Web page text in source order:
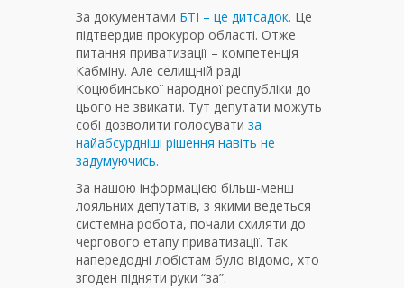
За документами БТІ – це дитсадок. Це
підтвердив прокурор області. Отже
питання приватизації – компетенція
Кабміну. Але селищній раді
Коцюбинської народної республіки до
цього не звикати. Тут депутати можуть
собі дозволити голосувати за
найабсурдніші рішення навіть не
задумуючись.
За нашою інформацією більш-менш
лояльних депутатів, з якими ведеться
системна робота, почали схиляти до
чергового етапу приватизації. Так
напередодні лобістам було відомо, хто
згоден підняти руки “за”.